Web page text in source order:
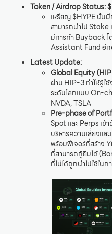
Token / Airdrop Status:
เหรียญ $HYPE นั้นมี
สามารถนำไป
มีการทำ Buyback โ
Assistant Fund อี
Latest Update:
Global Equity
ผ่าน HIP-3 ทำให้ผู้ใ
ระดับโลกแบบ On-
NVDA, TSLA
Pre-phase of
Spot และ Perps เข้
บริหารความเสี่ยงแล
พร้อมฟีเจอร์ที่สร้าง
ที่สามารถกู้ยืมได้
ที่ไม่ได้ถูกนำไปใช้ในก